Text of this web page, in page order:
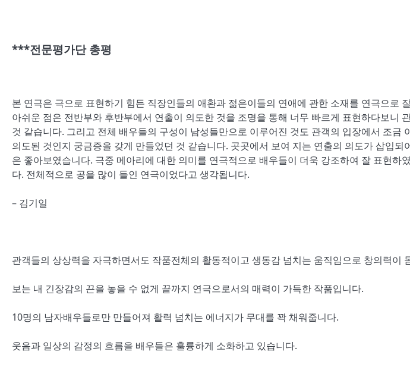
***전문평가단 총평
본 연극은 극으로 표현하기 힘든 직장인들의 애환과 젊은이들의 연애에 관한 소재를 연극으로
아쉬운 점은 전반부와 후반부에서 연출이 의도한 것을 조명을 통해 너무 빠르게 표현하다보니
것 같습니다. 그리고 전체 배우들의 구성이 남성들만으로 이루어진 것도 관객의 입장에서 조금
의도된 것인지 궁금증을 갖게 만들었던 것 같습니다. 곳곳에서 보여 지는 연출의 의도가 삽입되
은 좋아보였습니다. 극중 메아리에 대한 의미를 연극적으로 배우들이 더욱 강조하여 잘 표현하
다. 전체적으로 공을 많이 들인 연극이었다고 생각됩니다.
– 김기일
관객들의 상상력을 자극하면서도 작품전체의 활동적이고 생동감 넘치는 움직임으로 창의력이
보는 내 긴장감의 끈을 놓을 수 없게 끝까지 연극으로서의 매력이 가득한 작품입니다.
10명의 남자배우들로만 만들어져 활력 넘치는 에너지가 무대를 꽉 채워줍니다.
웃음과 일상의 감정의 흐름을 배우들은 훌륭하게 소화하고 있습니다.